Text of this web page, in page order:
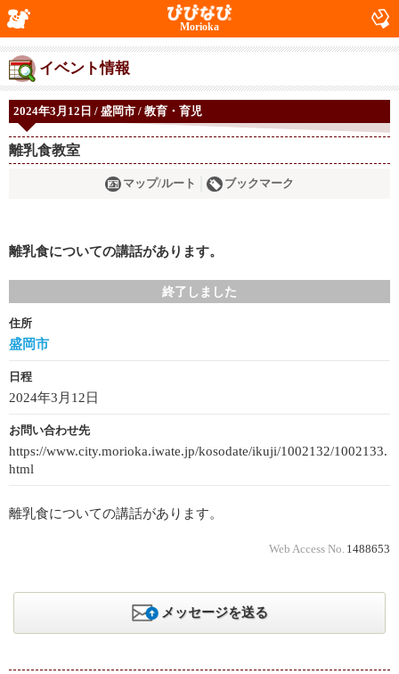
Morioka
イベント情報
2024年3月12日 / 盛岡市 / 教育・育児
離乳食教室
マップ/ルート ブックマーク
離乳食についての講話があります。
終了しました
住所
盛岡市
日程
2024年3月12日
お問い合わせ先
https://www.city.morioka.iwate.jp/kosodate/ikuji/1002132/1002133.
html
離乳食についての講話があります。
Web Access No. 1488653
メッセージを送る